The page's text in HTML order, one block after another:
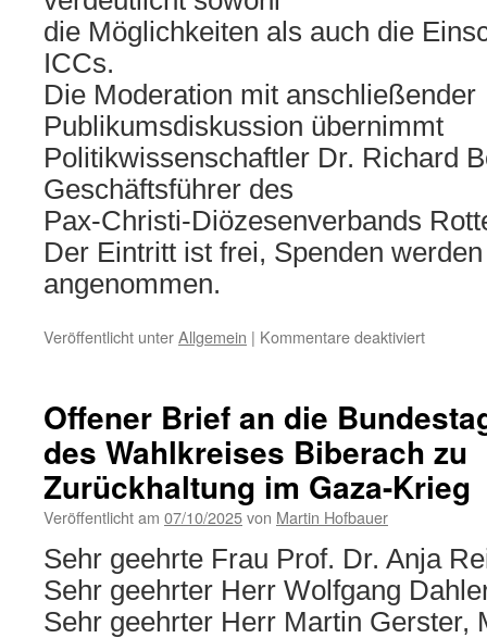
die Möglichkeiten als auch die
ICCs.
Die Moderation mit anschließender
Publikumsdiskussion übernimmt
Politikwissenschaftler Dr. Richard
Geschäftsführer des
Pax-Christi-Diözesenverbands
Der Eintritt ist frei, Spenden
angenommen.
Veröffentlicht unterAllgemein | Kommentare deaktiviertfür
statt
Recht
des
Offener Brief an die
des Wahlkreises Biberach
Zurückhaltung im Gaza-Krieg
Veröffentlicht am 07/10/2025von Martin Hofbauer
Sehr geehrte Frau Prof. Dr. Anja
Sehr geehrter Herr Wolfgang
Sehr geehrter Herr Martin Gerster,